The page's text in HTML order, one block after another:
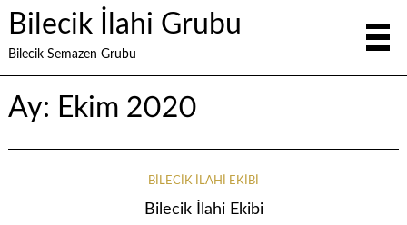
Bilecik İlahi Grubu
Bilecik Semazen Grubu
Ay: Ekim 2020
BILECIK İLAHI EKIBI
Bilecik İlahi Ekibi